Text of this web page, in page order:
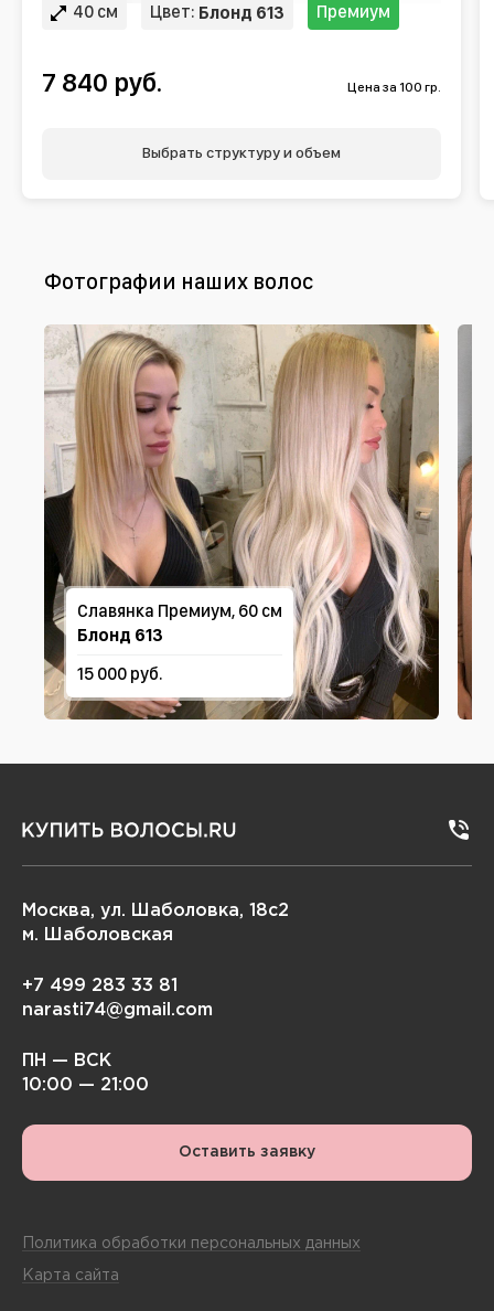
40 см Цвет: Блонд 613 Премиум
7 840 руб. Цена за 100 гр.
Выбрать структуру и объем
Фотографии наших волос
Славянка Премиум, 60 см
Блонд 613
15 000 руб.
Москва, ул. Шаболовка, 18с2
м. Шаболовская
+7 499 283 33 81
narasti74@gmail.com
ПН — ВСК
10:00 — 21:00
Оставить заявку
Политика обработки персональных данных
Карта сайта